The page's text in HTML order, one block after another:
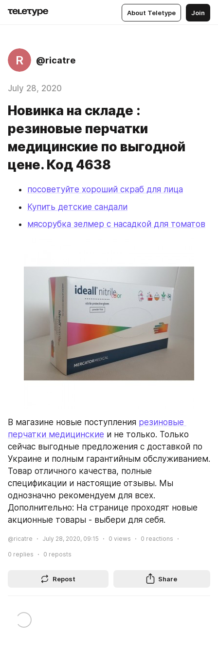
About Teletype Join
R @ricatre
July 28, 2020
Новинка на складе :
резиновые перчатки
медицинские по выгодной
цене. Код 4638
посоветуйте хороший скраб для лица
Купить детские сандали
мясорубка зелмер с насадкой для томатов
В магазине новые поступления резиновые
перчатки медицинские и не только. Только
сейчас выгодные предложения с доставкой по
Украине и полным гарантийным обслуживанием.
Товар отличного качества, полные
спецификации и настоящие отзывы. Мы
однозначно рекомендуем для всех.
Дополнительно: На странице проходят новые
акционные товары - выбери для себя.
@ricatre July 28, 2020, 09:15 0 views 0 reactions
0 replies 0 reposts
Repost Share